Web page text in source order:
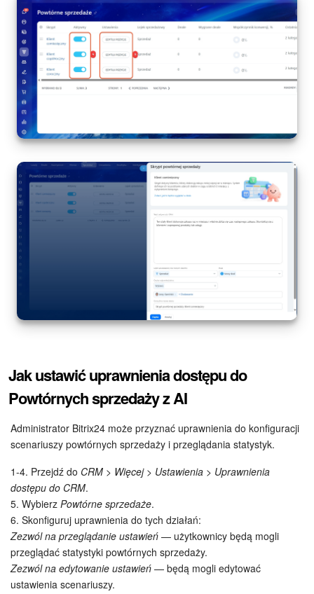
Jak ustawić uprawnienia dostępu do
Powtórnych sprzedaży z AI
Administrator Bitrix24 może przyznać uprawnienia do konfiguracji
scenariuszy powtórnych sprzedaży i przeglądania statystyk.
1-4. Przejdź do CRM > Więcej > Ustawienia > Uprawnienia
dostępu do CRM.
5. Wybierz Powtórne sprzedaże.
6. Skonfiguruj uprawnienia do tych działań:
Zezwól na przeglądanie ustawień — użytkownicy będą mogli
przeglądać statystyki powtórnych sprzedaży.
Zezwól na edytowanie ustawień — będą mogli edytować
ustawienia scenariuszy.